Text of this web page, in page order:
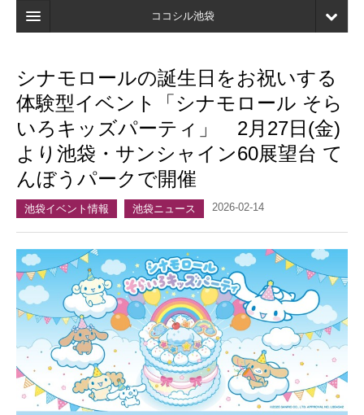
ココシル池袋
検索
店舗・施設最新情報
口コミ
マイページ
ブックマーク
シナモロールの誕生日をお祝いする
体験型イベント「シナモロール そら
いろキッズパーティ」 2月27日(金)
より池袋・サンシャイン60展望台 て
んぼうパークで開催
池袋イベント情報 池袋ニュース 2026-02-14